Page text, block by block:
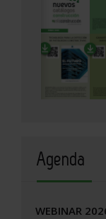
Agenda
WEBINAR